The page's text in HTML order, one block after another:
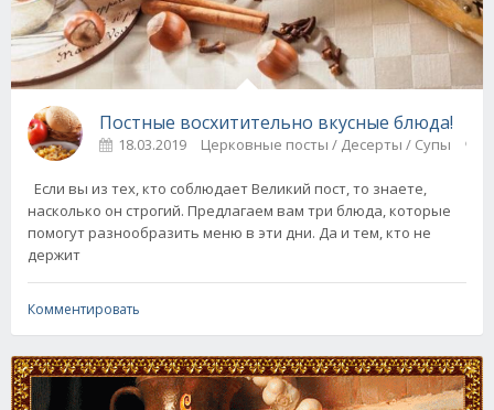
Постные восхитительно вкусные блюда!
18.03.2019 Церковные посты / Десерты / Супы
Если вы из тех, кто соблюдает Великий пост, то знаете,
насколько он строгий. Предлагаем вам три блюда, которые
помогут разнообразить меню в эти дни. Да и тем, кто не
держит
Комментировать